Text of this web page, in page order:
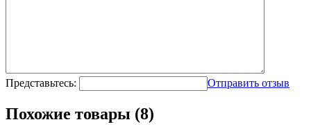
Представьтесь: Отправить отзыв
Похожие товары (8)